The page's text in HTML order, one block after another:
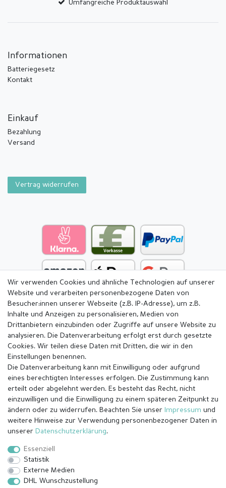
Umfangreiche Produktauswahl
Informationen
Batteriegesetz
Kontakt
Einkauf
Bezahlung
Versand
Vertrag widerrufen
Impressum Daten­schutz­erklärung
Barrierefreiheitserklärung
Wir verwenden Cookies und ähnliche Technologien auf unserer
Website und verarbeiten personenbezogene Daten von
Besucher:innen unserer Webseite (z.B. IP-Adresse), um z.B.
Inhalte und Anzeigen zu personalisieren, Medien von
Drittanbietern einzubinden oder Zugriffe auf unsere Website zu
analysieren. Die Datenverarbeitung erfolgt erst durch gesetzte
Cookies. Wir teilen diese Daten mit Dritten, die wir in den
Einstellungen benennen.
Die Datenverarbeitung kann mit Einwilligung oder aufgrund
eines berechtigten Interesses erfolgen. Die Zustimmung kann
erteilt oder abgelehnt werden. Es besteht das Recht, nicht
einzuwilligen und die Einwilligung zu einem späteren Zeitpunkt zu
ändern oder zu widerrufen. Beachten Sie unser Impressum und
weitere Hinweise zur Verwendung personenbezogener Daten in
unserer Daten­schutz­erklärung.
Essenziell
Statistik
Externe Medien
DHL Wunschzustellung